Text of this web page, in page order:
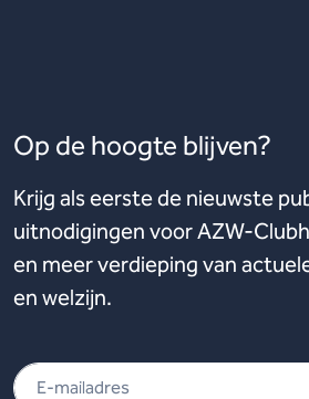
Op de hoogte blijven?
Krijg als eerste de nieuwste
uitnodigingen voor AZW-
en meer verdieping van
en welzijn.